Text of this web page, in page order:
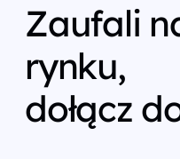
Zaufali
rynku,
dołącz